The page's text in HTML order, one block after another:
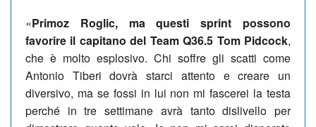
«Primoz Roglic, ma questi sprint possono
favorire il capitano del Team Q36.5 Tom Pidcock,
che è molto esplosivo. Chi soffre gli scatti come
Antonio Tiberi dovrà starci attento e creare un
diversivo, ma se fossi in lui non mi fascerei la testa
perché in tre settimane avrà tanto dislivello per